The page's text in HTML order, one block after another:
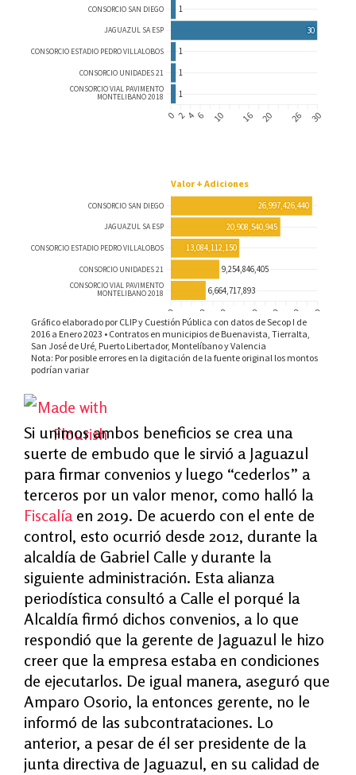
Si unimos ambos beneficios se crea una
suerte de embudo que le sirvió a Jaguazul
para firmar convenios y luego “cederlos” a
terceros por un valor menor, como halló la
Fiscalía en 2019. De acuerdo con el ente de
control, esto ocurrió desde 2012, durante la
alcaldía de Gabriel Calle y durante la
siguiente administración. Esta alianza
periodística consultó a Calle el porqué la
Alcaldía firmó dichos convenios, a lo que
respondió que la gerente de Jaguazul le hizo
creer que la empresa estaba en condiciones
de ejecutarlos. De igual manera, aseguró que
Amparo Osorio, la entonces gerente, no le
informó de las subcontrataciones. Lo
anterior, a pesar de él ser presidente de la
junta directiva de Jaguazul, en su calidad de